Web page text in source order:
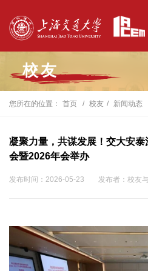
校友
您所在的位置： 首页 校友 新闻动态
凝聚力量，共谋发展！交大安
会暨2026年会举办
发布时间：2026-05-23 发布者：校友